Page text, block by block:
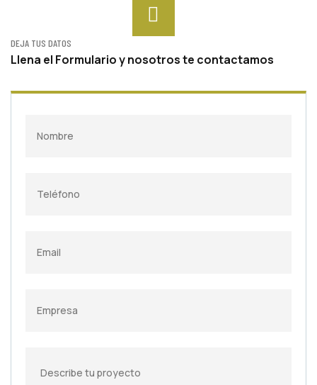
DEJA TUS DATOS
Llena el Formulario y nosotros te contactamos